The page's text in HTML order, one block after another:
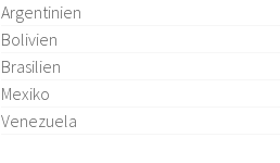
Argentinien
Bolivien
Brasilien
Mexiko
Venezuela